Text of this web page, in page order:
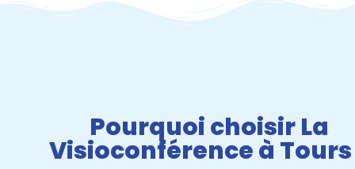
Pourquoi choisir La
Visioconférence à Tours